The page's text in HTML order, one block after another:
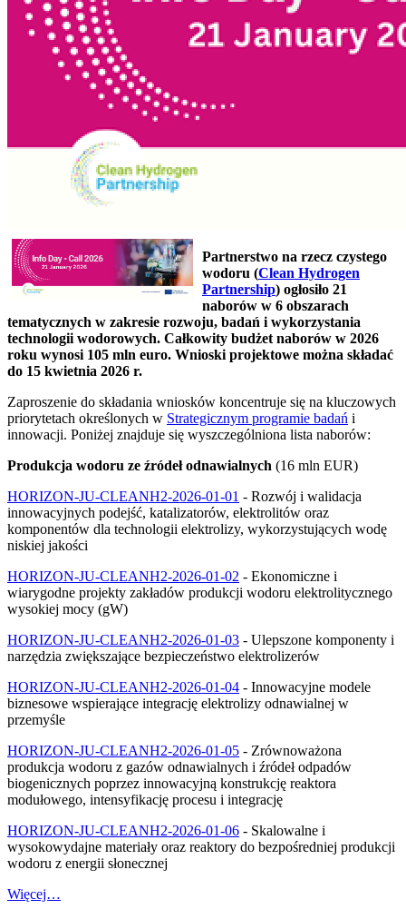
Partnerstwo na rzecz czystego
wodoru (Clean Hydrogen
Partnership) ogłosiło 21
naborów w 6 obszarach
tematycznych w zakresie rozwoju, badań i wykorzystania
technologii wodorowych. Całkowity budżet naborów w 2026
roku wynosi 105 mln euro. Wnioski projektowe można składać
do 15 kwietnia 2026 r.
Zaproszenie do składania wniosków koncentruje się na kluczowych
priorytetach określonych w Strategicznym programie badań i
innowacji. Poniżej znajduje się wyszczególniona lista naborów:
Produkcja wodoru ze źródeł odnawialnych (16 mln EUR)
HORIZON-JU-CLEANH2-2026-01-01 - Rozwój i walidacja
innowacyjnych podejść, katalizatorów, elektrolitów oraz
komponentów dla technologii elektrolizy, wykorzystujących wodę
niskiej jakości
HORIZON-JU-CLEANH2-2026-01-02 - Ekonomiczne i
wiarygodne projekty zakładów produkcji wodoru elektrolitycznego
wysokiej mocy (gW)
HORIZON-JU-CLEANH2-2026-01-03 - Ulepszone komponenty i
narzędzia zwiększające bezpieczeństwo elektrolizerów
HORIZON-JU-CLEANH2-2026-01-04 - Innowacyjne modele
biznesowe wspierające integrację elektrolizy odnawialnej w
przemyśle
HORIZON-JU-CLEANH2-2026-01-05 - Zrównoważona
produkcja wodoru z gazów odnawialnych i źródeł odpadów
biogenicznych poprzez innowacyjną konstrukcję reaktora
modułowego, intensyfikację procesu i integrację
HORIZON-JU-CLEANH2-2026-01-06 - Skalowalne i
wysokowydajne materiały oraz reaktory do bezpośredniej produkcji
wodoru z energii słonecznej
Więcej…